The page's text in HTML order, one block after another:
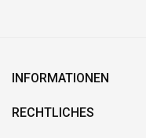
INFORMATIONEN
RECHTLICHES